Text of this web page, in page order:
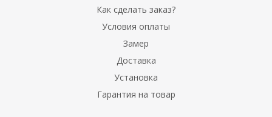
Как сделать заказ?
Условия оплаты
Замер
Доставка
Установка
Гарантия на товар